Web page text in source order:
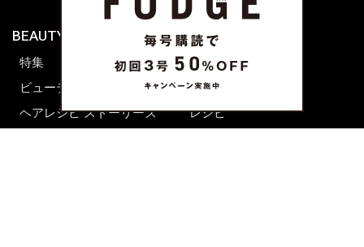
BEAUTY & HAIR
特集
ビューティーニュース
ヘアレシピ ストーリーズ
FUDGENA
ファッション
ビューティー
レシピ